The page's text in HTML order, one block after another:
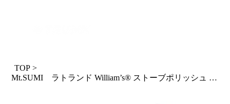
TOP >
Mt.SUMI ラトランド William’s® ストーブポリッシュ (ペースト・ダークグレー) WI-00710 / RUTLAND William’s® S